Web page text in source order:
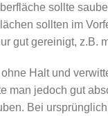
sollte
sollten im
gut gereinigt, z.B.
Halt und
man jedoch gut
Bei